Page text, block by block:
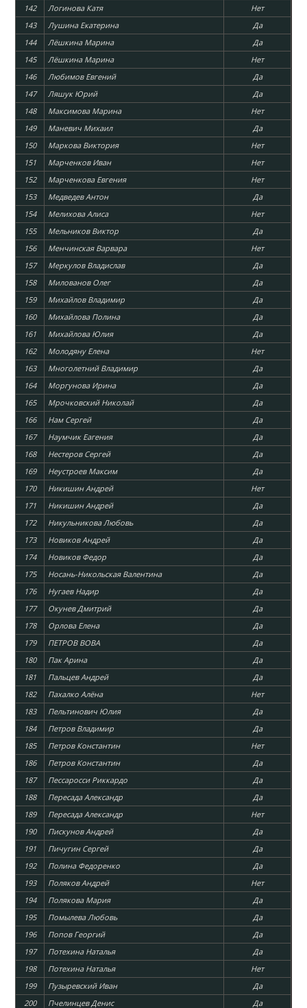
142
Логинова Катя
Нет
143
Лушина Екатерина
Да
144
Лёшкина Марина
Да
145
Лёшкина Марина
Нет
146
Любимов Евгений
Да
147
Ляшук Юрий
Да
148
Максимова Марина
Нет
149
Маневич Михаил
Да
150
Маркова Виктория
Нет
151
Марченков Иван
Нет
152
Марченкова Евгения
Нет
153
Медведев Антон
Да
154
Мелихова Алиса
Нет
155
Мельников Виктор
Да
156
Менчинская Варвара
Нет
157
Меркулов Владислав
Да
158
Милованов Олег
Да
159
Михайлов Владимир
Да
160
Михайлова Полина
Да
161
Михайлова Юлия
Да
162
Молодяну Елена
Нет
163
Многолетний Владимир
Да
164
Моргунова Ирина
Да
165
Мрочковский Николай
Да
166
Нам Сергей
Да
167
Наумчик Еагения
Да
168
Нестеров Сергей
Да
169
Неустроев Максим
Да
170
Никишин Андрей
Нет
171
Никишин Андрей
Да
172
Никульникова Любовь
Да
173
Новиков Андрей
Да
174
Новиков Федор
Да
175
Носань-Никольская Валентина
Да
176
Нугаев Надир
Да
177
Окунев Дмитрий
Да
178
Орлова Елена
Да
179
ПЕТРОВ ВОВА
Да
180
Пак Арина
Да
181
Пальцев Андрей
Да
182
Пахалко Алёна
Нет
183
Пельтинович Юлия
Да
184
Петров Владимир
Да
185
Петров Константин
Нет
186
Петров Константин
Да
187
Пессаросси Риккардо
Да
188
Пересада Александр
Да
189
Пересада Александр
Нет
190
Пискунов Андрей
Да
191
Пичугин Сергей
Да
192
Полина Федоренко
Да
193
Поляков Андрей
Нет
194
Полякова Мария
Да
195
Помылева Любовь
Да
196
Попов Георгий
Да
197
Потехина Наталья
Да
198
Потехина Наталья
Нет
199
Пузыревский Иван
Да
200
Пчелинцев Денис Да